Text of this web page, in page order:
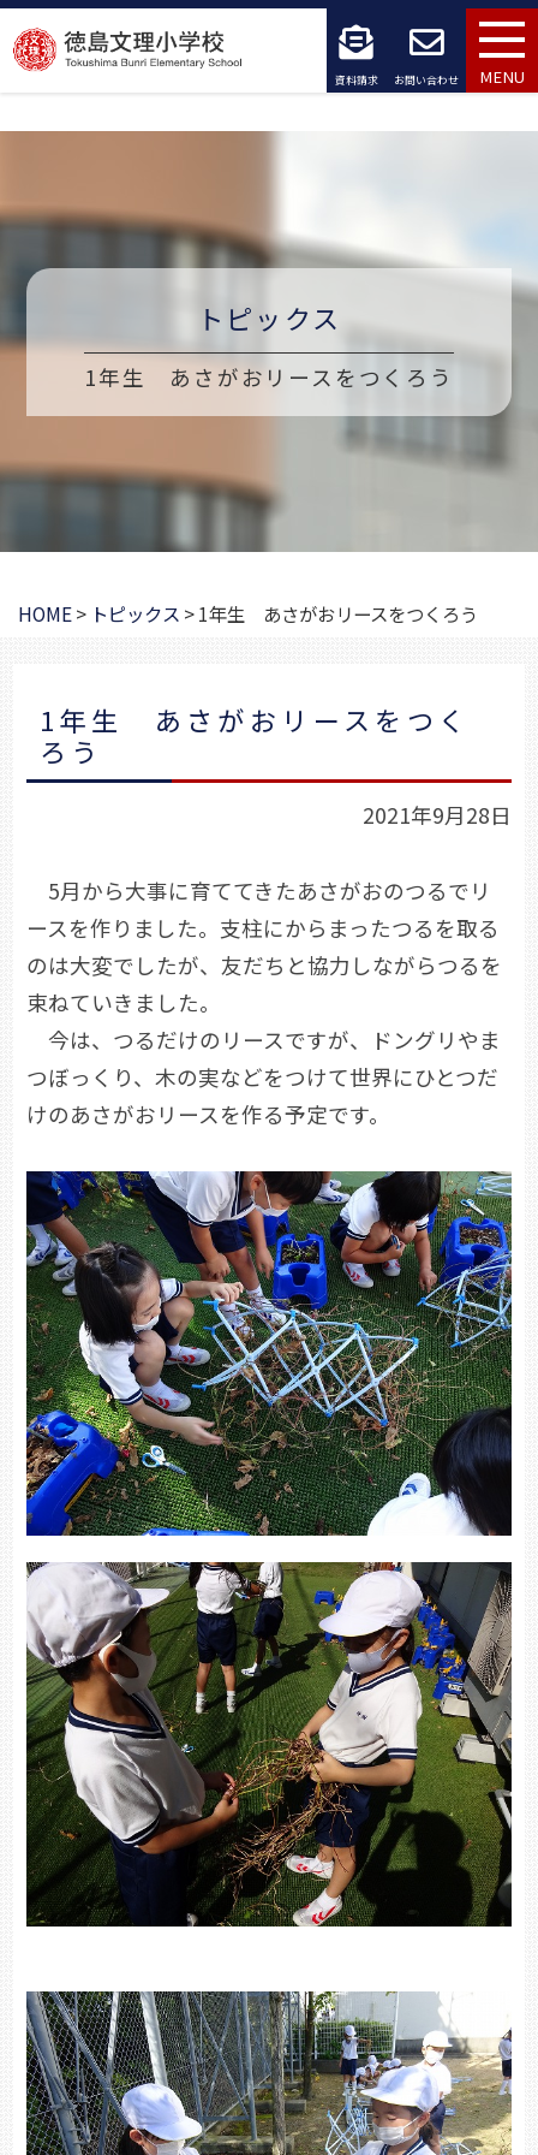
コ
ン
ツ
キ
資料請求 お問い合わせ MENU
トピックス
1年生 あさがおリースをつくろう
HOME> トピックス >1年生 あさがおリースをつくろう
1年生 あさがおリースをつく
ろう
2021年9月28日
5月から大事に育ててきたあさがおのつるでリ
ースを作りました。支柱にからまったつるを取る
のは大変でしたが、友だちと協力しながらつるを
束ねていきました。
今は、つるだけのリースですが、ドングリやま
つぼっくり、木の実などをつけて世界にひとつだ
けのあさがおリースを作る予定です。